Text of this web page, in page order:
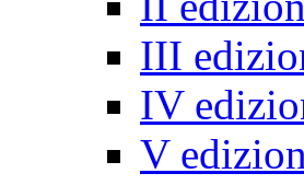
III
IV
V